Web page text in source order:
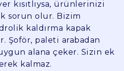
kısıtlıysa, ürünlerinizi
sorun olur. Bizim
kaldırma kapak
Şoför, paleti arabadan
alana çeker. Sizin ek
kalmaz.